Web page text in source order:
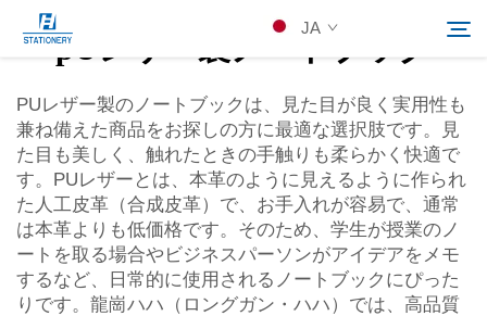
JA
製品
会社概要
カスタムソリューション
検索
pUレザー製ノートブック
PUレザー製のノートブックは、見た目が良く実用性も
兼ね備えた商品をお探しの方に最適な選択肢です。見
た目も美しく、触れたときの手触りも柔らかく快適で
す。PUレザーとは、本革のように見えるように作られ
た人工皮革（合成皮革）で、お手入れが容易で、通常
は本革よりも低価格です。そのため、学生が授業のノ
ートを取る場合やビジネスパーソンがアイデアをメモ
するなど、日常的に使用されるノートブックにぴった
りです。龍崗ハハ（ロングガン・ハハ）では、高品質